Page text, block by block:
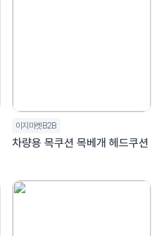
이지마켓B2B
차량용 목쿠션 목베개 헤드쿠션